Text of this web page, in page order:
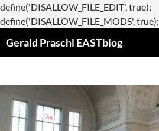
define('DISALLOW_FILE_EDIT', true);
define('DISALLOW_FILE_MODS', true);
Gerald Praschl EASTblog